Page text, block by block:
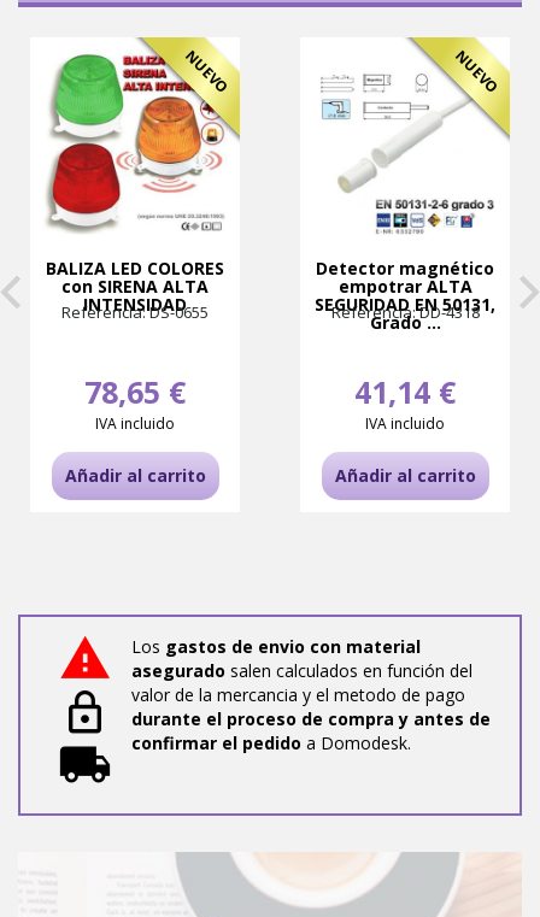
NUEVO
BALIZA LED COLORES
con SIRENA ALTA
INTENSIDAD
Referencia: DS-0655
78,65 €
IVA incluido
Añadir al carrito
NUEVO
Detector magnético
empotrar ALTA
SEGURIDAD EN 50131,
Grado ...
Referencia: DD-4318
41,14 €
IVA incluido
Añadir al carrito
Los gastos de envio con material
asegurado salen calculados en función del
valor de la mercancia y el metodo de pago
durante el proceso de compra y antes de
confirmar el pedido a Domodesk.